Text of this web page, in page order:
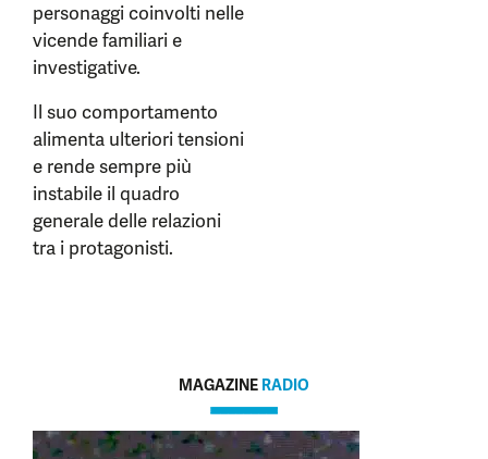
personaggi coinvolti nelle
vicende familiari e
investigative.
Il suo comportamento
alimenta ulteriori tensioni
e rende sempre più
instabile il quadro
generale delle relazioni
tra i protagonisti.
MAGAZINE RADIO